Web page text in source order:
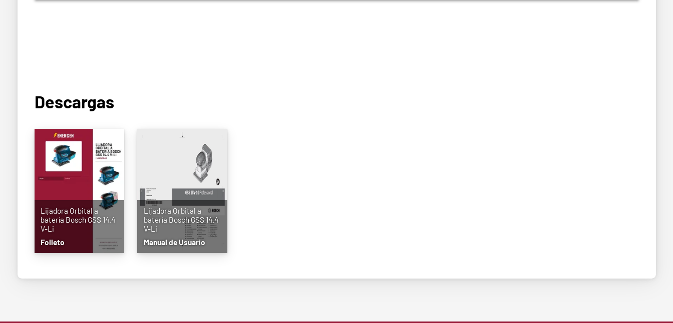
Descargas
Lijadora Orbital a
batería Bosch GSS 14.4
V-Li
Folleto
Lijadora Orbital a
batería Bosch GSS 14.4
V-Li
Manual de Usuario